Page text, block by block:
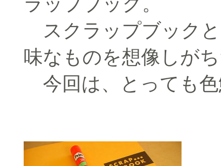
スクラップブック
味なものを想像しが
今回は、とっても